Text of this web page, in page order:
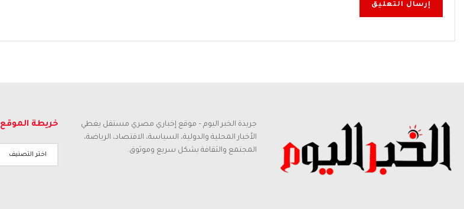
جريدة الخبر اليوم – موقع إخباري مصري مستقل يغطي
الأخبار المحلية والدولية، السياسة، الاقتصاد، الرياضة،
المجتمع والثقافة بشكل سريع وموثوق.
خريطة الموقع